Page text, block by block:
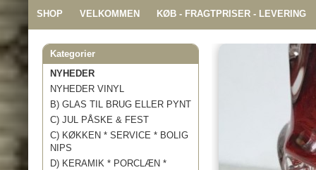
SHOP VELKOMMEN KØB - FRAGTPRISER - LEVERING
Kategorier
NYHEDER
NYHEDER VINYL
B) GLAS TIL BRUG ELLER PYNT
C) JUL PÅSKE & FEST
C) KØKKEN * SERVICE * BOLIG
NIPS
D) KERAMIK * PORCLÆN *